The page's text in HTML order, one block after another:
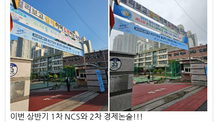
이번 상반기 1차 NCS와 2차 경제논술!!!